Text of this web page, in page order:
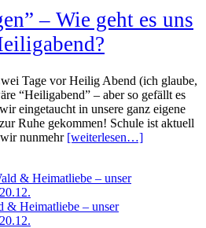
– Wie geht es uns
Tage vor Heilig Abend (ich glaube,
“Heiligabend” – aber so gefällt es
eingetaucht in unsere ganz eigene
Ruhe gekommen! Schule ist aktuell
nunmehr [weiterlesen…]
& Heimatliebe – unser